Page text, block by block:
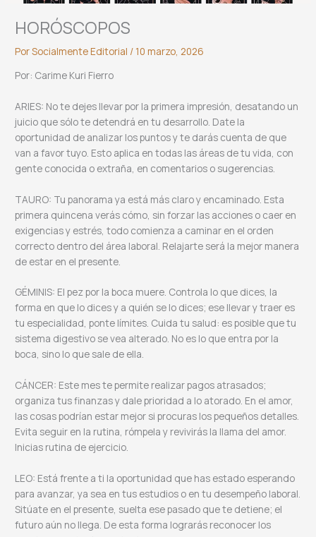
HORÓSCOPOS
PorSocialmente Editorial / 10 marzo, 2026
Por: Carime Kuri Fierro
ARIES: No te dejes llevar por la primera impresión, desatando un
juicio que sólo te detendrá en tu desarrollo. Date la
oportunidad de analizar los puntos y te darás cuenta de que
van a favor tuyo. Esto aplica en todas las áreas de tu vida, con
gente conocida o extraña, en comentarios o sugerencias.
TAURO: Tu panorama ya está más claro y encaminado. Esta
primera quincena verás cómo, sin forzar las acciones o caer en
exigencias y estrés, todo comienza a caminar en el orden
correcto dentro del área laboral. Relajarte será la mejor manera
de estar en el presente.
GÉMINIS: El pez por la boca muere. Controla lo que dices, la
forma en que lo dices y a quién se lo dices; ese llevar y traer es
tu especialidad, ponte límites. Cuida tu salud: es posible que tu
sistema digestivo se vea alterado. No es lo que entra por la
boca, sino lo que sale de ella.
CÁNCER: Este mes te permite realizar pagos atrasados;
organiza tus finanzas y dale prioridad a lo atorado. En el amor,
las cosas podrían estar mejor si procuras los pequeños detalles.
Evita seguir en la rutina, rómpela y revivirás la llama del amor.
Inicias rutina de ejercicio.
LEO: Está frente a ti la oportunidad que has estado esperando
para avanzar, ya sea en tus estudios o en tu desempeño laboral.
Sitúate en el presente, suelta ese pasado que te detiene; el
futuro aún no llega. De esta forma lograrás reconocer los